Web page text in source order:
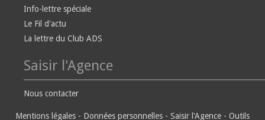
Info-lettre spéciale
Le Fil d'actu
La lettre du Club ADS
Saisir l'Agence
Nous contacter
Mentions légales - Données personnelles - Saisir l'Agence - Outils